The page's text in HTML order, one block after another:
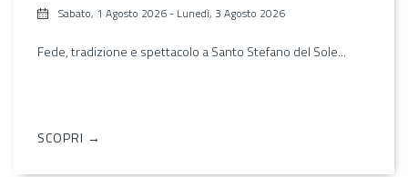
Sabato, 1 Agosto 2026 - Lunedì, 3 Agosto 2026
Fede, tradizione e spettacolo a Santo Stefano del Sole...
SCOPRI →